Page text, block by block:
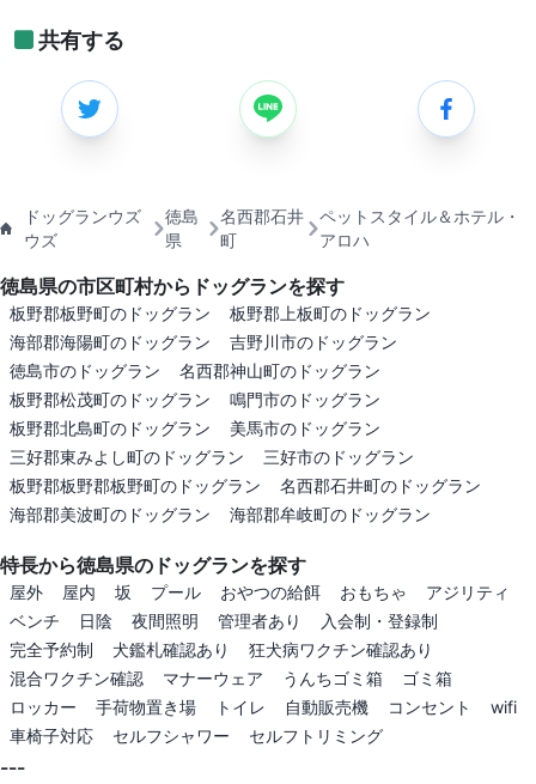
共有する
ドッグランウズ
ウズ
徳島
県
名西郡石井
町
ペットスタイル＆ホテル・
アロハ
徳島県の市区町村からドッグランを探す
板野郡板野町のドッグラン
板野郡上板町のドッグラン
海部郡海陽町のドッグラン
吉野川市のドッグラン
徳島市のドッグラン
名西郡神山町のドッグラン
板野郡松茂町のドッグラン
鳴門市のドッグラン
板野郡北島町のドッグラン
美馬市のドッグラン
三好郡東みよし町のドッグラン
三好市のドッグラン
板野郡板野郡板野町のドッグラン
名西郡石井町のドッグラン
海部郡美波町のドッグラン
海部郡牟岐町のドッグラン
特長から徳島県のドッグランを探す
屋外 屋内 坂 プール おやつの給餌 おもちゃ
アジリティ
ベンチ
日陰 夜間照明 管理者あり
入会制・登録制
完全予約制
犬鑑札確認あり
狂犬病ワクチン確認あり
混合ワクチン確認
マナーウェア うんちゴミ箱
ゴミ箱
ロッカー
手荷物置き場 トイレ 自動販売機 コンセント
wifi
車椅子対応
セルフシャワー セルフトリミング
---